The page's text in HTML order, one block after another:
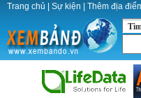
Trang chủ Sự kiện Thêm địa